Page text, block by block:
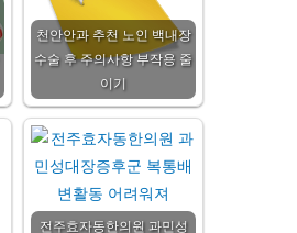
천안안과 추천 노인 백내장
수술 후 주의사항 부작용 줄
이기
전주효자동한의원 과민성